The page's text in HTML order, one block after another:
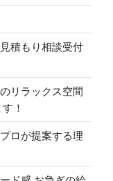
積もり相談受付
リラックス空間
！
ロが提案する理